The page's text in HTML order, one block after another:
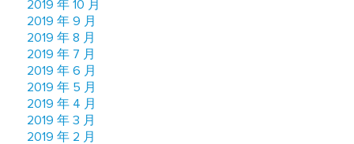
2019 年 10 月
2019 年 9 月
2019 年 8 月
2019 年 7 月
2019 年 6 月
2019 年 5 月
2019 年 4 月
2019 年 3 月
2019 年 2 月